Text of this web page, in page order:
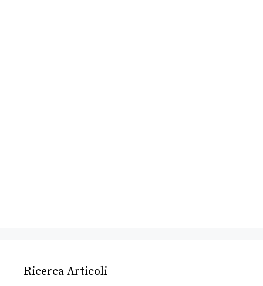
Ricerca Articoli